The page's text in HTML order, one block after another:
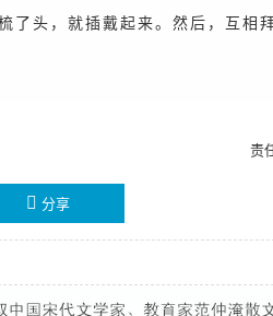
了头，就插戴起来。然后，互相
责
󰄯 分享